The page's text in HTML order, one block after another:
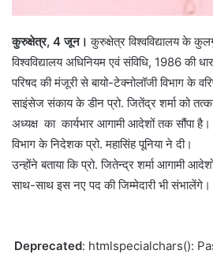
कुरुक्षेत्र, 4 जून।कुरुक्षेत्र विश्वविद्यालय के
विश्वविद्यालय अधिनियम एवं संविधि, 1986 की
परिषद की मंजूरी से बायो-टेक्नोलॉजी विभाग के
साइंसेज संकाय के डीन प्रो. जितेंद्र शर्मा को
अध्यक्ष का कार्यभार आगामी आदेशों तक सौंपा
विभाग के निदेशक प्रो. महासिंह पूनिया ने दी।
उन्होंने बताया कि प्रो. जितेन्द्र शर्मा आगामी
साथ-साथ इस नए पद की जिम्मेदारी भी संभालेंगे।
Deprecated: htmlspecialchars():